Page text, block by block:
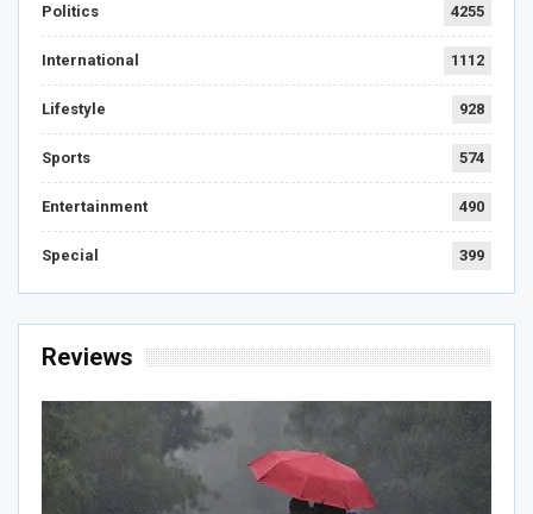
Politics 4255
International 1112
Lifestyle 928
Sports 574
Entertainment 490
Special 399
Reviews